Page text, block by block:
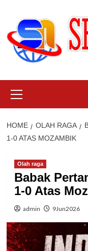
content
Menu
HOME OLAH RAGA
1-0 ATAS MOZAMBIK
Olah raga
Babak
1-0 Atas
admin 9Jun2026